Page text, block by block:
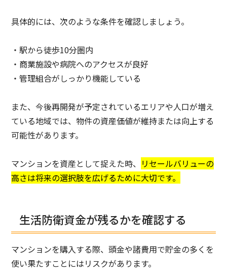
具体的には、次のような条件を確認しましょう。
・駅から徒歩10分圏内
・商業施設や病院へのアクセスが良好
・管理組合がしっかり機能している
また、今後再開発が予定されているエリアや人口が増え
ている地域では、物件の資産価値が維持または向上する
可能性があります。
マンションを資産として捉えた時、 リセールバリューの
高さは将来の選択肢を広げるために大切です。
生活防衛資金が残るかを確認する
マンションを購入する際、頭金や諸費用で貯金の多くを
使い果たすことにはリスクがあります。